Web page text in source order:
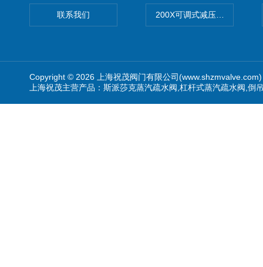
联系我们 200X可调式减压阀（减压稳
Copyright © 2026 上海祝茂阀门有限公司
上海祝茂主营产品：斯派莎克蒸汽疏水阀,杠杆式蒸汽疏水阀,倒